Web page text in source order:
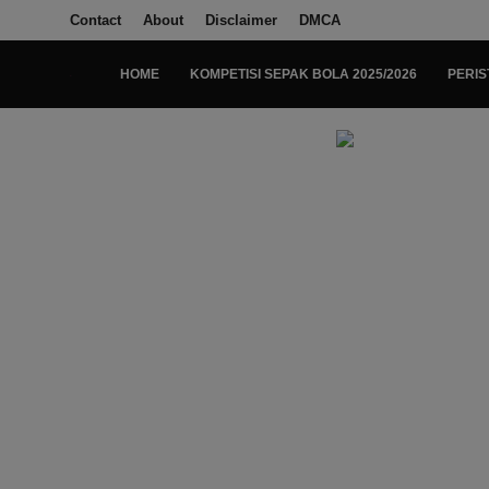
Contact About Disclaimer DMCA
HOME KOMPETISI SEPAK BOLA 2025/2026